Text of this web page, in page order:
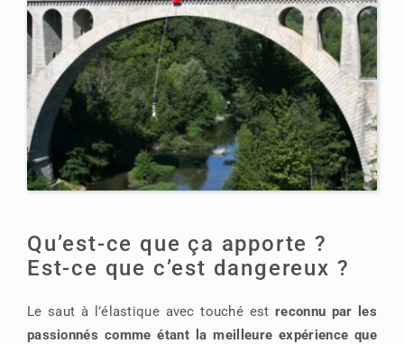
Qu’est-ce que ça apporte ?
Est-ce que c’est dangereux ?
Le saut à l’élastique avec touché estreconnu par les
passionnés comme étant la meilleure expérience que